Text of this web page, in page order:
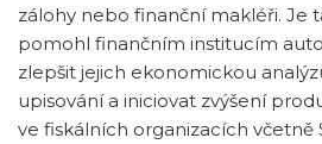
zálohy nebo finanční makléři. Je
pomohl finančním institucím
zlepšit jejich ekonomickou
upisování a iniciovat zvýšení
ve fiskálních organizacích včetně